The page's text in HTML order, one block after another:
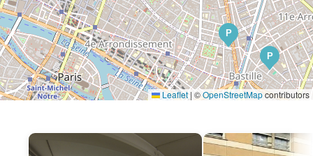
P
P
Leaflet | ©OpenStreetMapcontributors